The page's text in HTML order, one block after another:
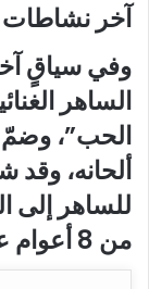
آخر نشاطات
وفي سياقٍ
الساهر
ألحانه، وقد
للساهر إلى
من 8 أعوام عن إصدار الألبومات الغنائية.